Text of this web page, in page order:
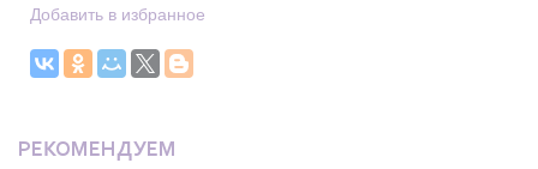
Добавить в избранное
РЕКОМЕНДУЕМ